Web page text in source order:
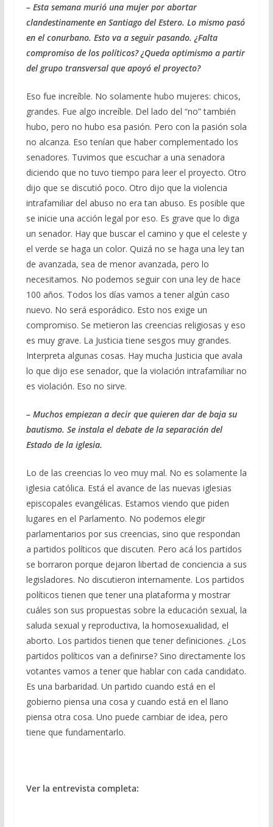
– Esta semana murió una mujer por abortar
clandestinamente en Santiago del Estero. Lo mismo pasó
en el conurbano. Esto va a seguir pasando. ¿Falta
compromiso de los políticos? ¿Queda optimismo a partir
del grupo transversal que apoyó el proyecto?
Eso fue increíble. No solamente hubo mujeres: chicos,
grandes. Fue algo increíble. Del lado del “no” también
hubo, pero no hubo esa pasión. Pero con la pasión sola
no alcanza. Eso tenían que haber complementado los
senadores. Tuvimos que escuchar a una senadora
diciendo que no tuvo tiempo para leer el proyecto. Otro
dijo que se discutió poco. Otro dijo que la violencia
intrafamiliar del abuso no era tan abuso. Es posible que
se inicie una acción legal por eso. Es grave que lo diga
un senador. Hay que buscar el camino y que el celeste y
el verde se haga un color. Quizá no se haga una ley tan
de avanzada, sea de menor avanzada, pero lo
necesitamos. No podemos seguir con una ley de hace
100 años. Todos los días vamos a tener algún caso
nuevo. No será esporádico. Esto nos exige un
compromiso. Se metieron las creencias religiosas y eso
es muy grave. La Justicia tiene sesgos muy grandes.
Interpreta algunas cosas. Hay mucha Justicia que avala
lo que dijo ese senador, que la violación intrafamiliar no
es violación. Eso no sirve.
– Muchos empiezan a decir que quieren dar de baja su
bautismo. Se instala el debate de la separación del
Estado de la iglesia.
Lo de las creencias lo veo muy mal. No es solamente la
iglesia católica. Está el avance de las nuevas iglesias
episcopales evangélicas. Estamos viendo que piden
lugares en el Parlamento. No podemos elegir
parlamentarios por sus creencias, sino que respondan
a partidos políticos que discuten. Pero acá los partidos
se borraron porque dejaron libertad de conciencia a sus
legisladores. No discutieron internamente. Los partidos
políticos tienen que tener una plataforma y mostrar
cuáles son sus propuestas sobre la educación sexual, la
saluda sexual y reproductiva, la homosexualidad, el
aborto. Los partidos tienen que tener definiciones. ¿Los
partidos políticos van a definirse? Sino directamente los
votantes vamos a tener que hablar con cada candidato.
Es una barbaridad. Un partido cuando está en el
gobierno piensa una cosa y cuando está en el llano
piensa otra cosa. Uno puede cambiar de idea, pero
tiene que fundamentarlo.
Ver la entrevista completa: